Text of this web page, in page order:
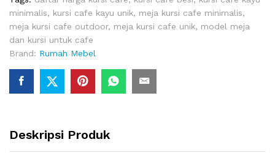
minimalis, kursi cafe kayu unik, meja kursi cafe minimalis,
meja kursi cafe outdoor, meja kursi cafe unik, model meja
dan kursi untuk cafe
Brand: Rumah Mebel
Deskripsi Produk